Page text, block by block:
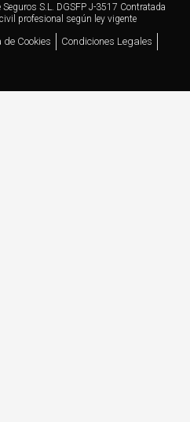
S.L. DGSFP J-3517 Contratada
profesional según ley vigente
de Cookies
Condiciones Legales